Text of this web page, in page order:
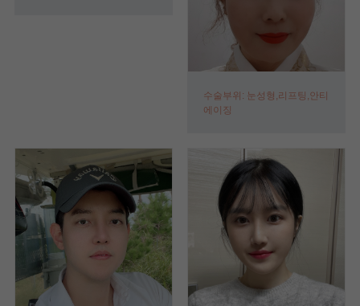
수술부위: 눈성형,리프팅,안티
에이징